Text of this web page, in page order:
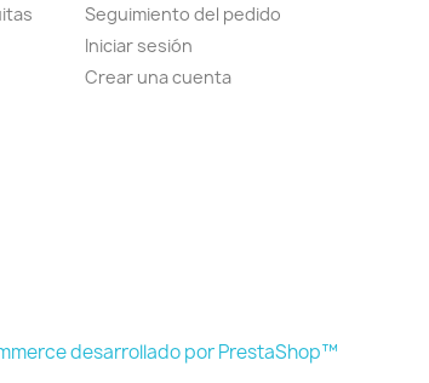
Seguimiento del pedido
Iniciar sesión
Crear una cuenta
desarrollado por PrestaShop™